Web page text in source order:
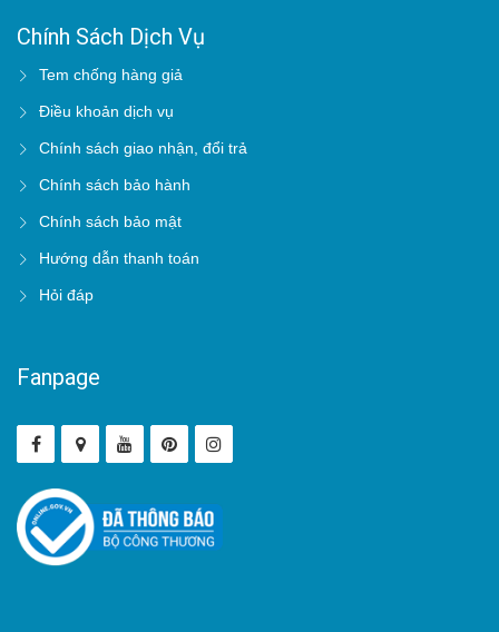
Chính Sách Dịch Vụ
Tem chống hàng giả
Điều khoản dịch vụ
Chính sách giao nhận, đổi trả
Chính sách bảo hành
Chính sách bảo mật
Hướng dẫn thanh toán
Hỏi đáp
Fanpage